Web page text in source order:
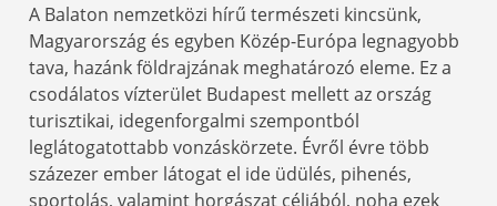
A Balaton nemzetközi hírű természeti kincsünk,
Magyarország és egyben Közép-Európa legnagyobb
tava, hazánk földrajzának meghatározó eleme. Ez a
csodálatos vízterület Budapest mellett az ország
turisztikai, idegenforgalmi szempontból
leglátogatottabb vonzáskörzete. Évről évre több
százezer ember látogat el ide üdülés, pihenés,
sportolás, valamint horgászat céljából, noha ezek